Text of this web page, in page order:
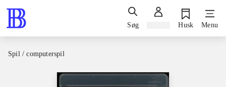
Søg Husk Menu
Spil / computerspil